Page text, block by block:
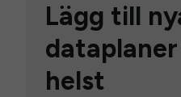
Lägg till
helst